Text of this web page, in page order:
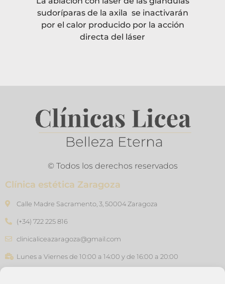
sudoríparas de la axila se inactivarán
por el calor producido por la acción
directa del láser
© Todos los derechos reservados
Clínica estética Zaragoza
Calle Madre Sacramento, 3, 50004 Zaragoza
(+34) 722 225 816
clinicaliceazaragoza@gmail.com
Lunes a Viernes de 10:00 a 14:00 y de 16:00 a 20:00